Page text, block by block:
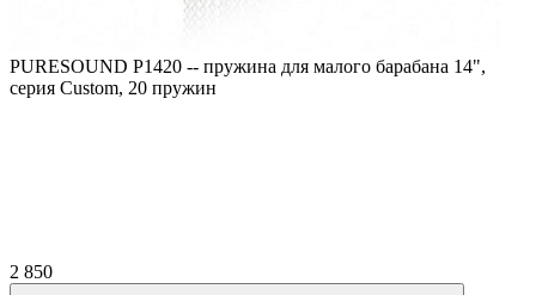
PURESOUND P1420 -- пружина для малого барабана 14",
серия Custom, 20 пружин
2 850